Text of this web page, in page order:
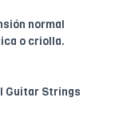
normal
o criolla.
Guitar Strings